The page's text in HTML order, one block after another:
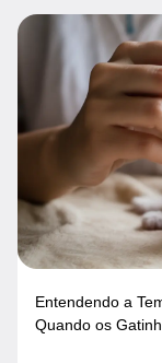
Entendendo a
Quando os